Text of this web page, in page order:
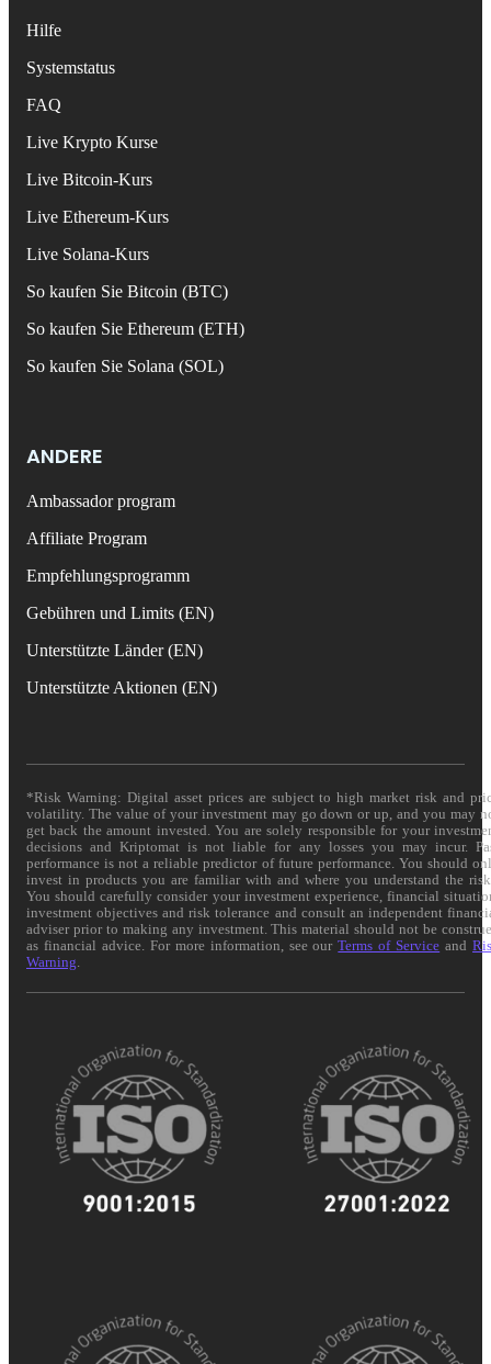
Hilfe
Systemstatus
FAQ
Live Krypto Kurse
Live Bitcoin-Kurs
Live Ethereum-Kurs
Live Solana-Kurs
So kaufen Sie Bitcoin (BTC)
So kaufen Sie Ethereum (ETH)
So kaufen Sie Solana (SOL)
ANDERE
Ambassador program
Affiliate Program
Empfehlungsprogramm
Gebühren und Limits (EN)
Unterstützte Länder (EN)
Unterstützte Aktionen (EN)
*Risk Warning: Digital asset prices are subject to high market risk and
volatility. The value of your investment may go down or up, and you may
get back the amount invested. You are solely responsible for your
decisions and Kriptomat is not liable for any losses you may incur.
performance is not a reliable predictor of future performance. You should
invest in products you are familiar with and where you understand the
You should carefully consider your investment experience, financial
investment objectives and risk tolerance and consult an independent
adviser prior to making any investment. This material should not be
as financial advice. For more information, see ourTerms of Service and
Warning